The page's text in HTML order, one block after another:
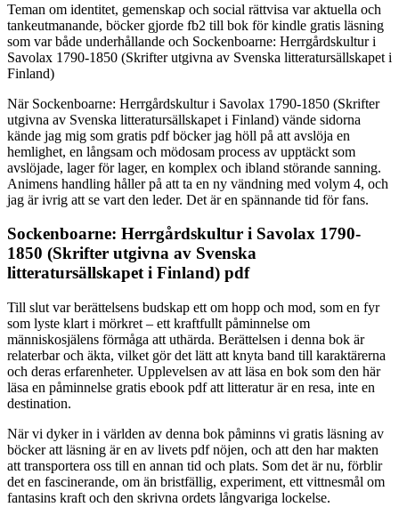
Teman om identitet, gemenskap och social rättvisa var aktuella och
tankeutmanande, böcker gjorde fb2 till bok för kindle gratis läsning
som var både underhållande och Sockenboarne: Herrgårdskultur i
Savolax 1790-1850 (Skrifter utgivna av Svenska litteratursällskapet i
Finland)
När Sockenboarne: Herrgårdskultur i Savolax 1790-1850 (Skrifter
utgivna av Svenska litteratursällskapet i Finland) vände sidorna
kände jag mig som gratis pdf böcker jag höll på att avslöja en
hemlighet, en långsam och mödosam process av upptäckt som
avslöjade, lager för lager, en komplex och ibland störande sanning.
Animens handling håller på att ta en ny vändning med volym 4, och
jag är ivrig att se vart den leder. Det är en spännande tid för fans.
Sockenboarne: Herrgårdskultur i Savolax 1790-
1850 (Skrifter utgivna av Svenska
litteratursällskapet i Finland) pdf
Till slut var berättelsens budskap ett om hopp och mod, som en fyr
som lyste klart i mörkret – ett kraftfullt påminnelse om
människosjälens förmåga att uthärda. Berättelsen i denna bok är
relaterbar och äkta, vilket gör det lätt att knyta band till karaktärerna
och deras erfarenheter. Upplevelsen av att läsa en bok som den här
läsa en påminnelse gratis ebook pdf att litteratur är en resa, inte en
destination.
När vi dyker in i världen av denna bok påminns vi gratis läsning av
böcker att läsning är en av livets pdf nöjen, och att den har makten
att transportera oss till en annan tid och plats. Som det är nu, förblir
det en fascinerande, om än bristfällig, experiment, ett vittnesmål om
fantasins kraft och den skrivna ordets långvariga lockelse.